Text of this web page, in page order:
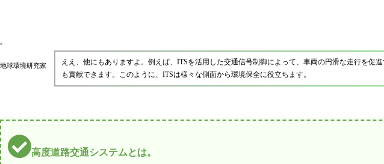
地球環境研究家
ええ、他にもありますよ。例えば、ITSを活用した交通信号制御によって、車両の円滑な走行を促
も貢献できます。このように、ITSは様々な側面から環境保全に役立ちます。
高度道路交通システムとは。